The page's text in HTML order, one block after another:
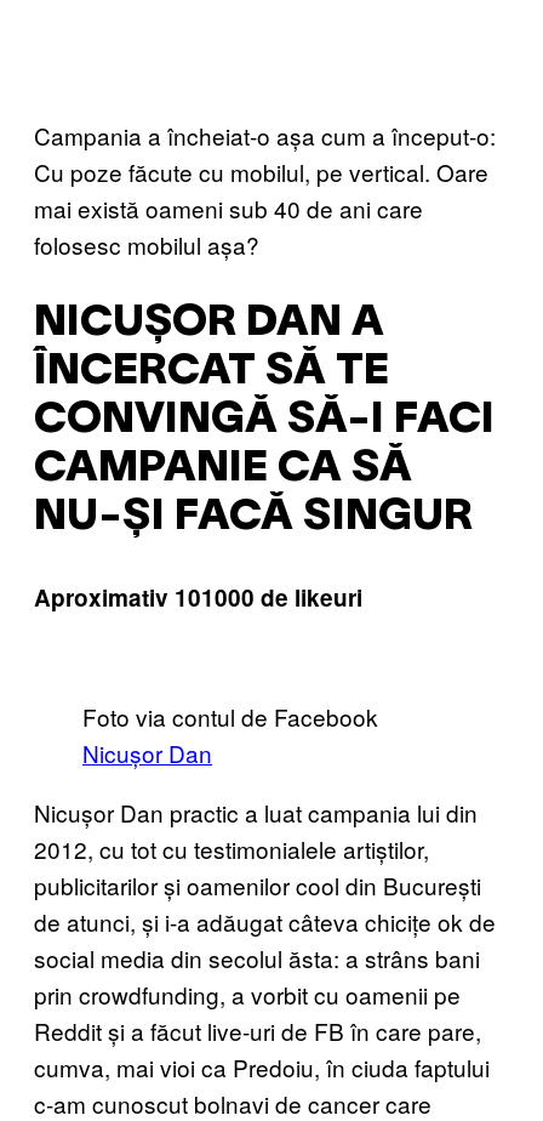
Campania a încheiat-o așa cum a început-o:
Cu poze făcute cu mobilul, pe vertical. Oare
mai există oameni sub 40 de ani care
folosesc mobilul așa?
NICUȘOR DAN A
ÎNCERCAT SĂ TE
CONVINGĂ SĂ-I FACI
CAMPANIE CA SĂ
NU-ȘI FACĂ SINGUR
Aproximativ 101000 de likeuri
Foto via contul de Facebook
Nicușor Dan
Nicușor Dan practic a luat campania lui din
2012, cu tot cu testimonialele artiștilor,
publicitarilor și oamenilor cool din București
de atunci, și i-a adăugat câteva chicițe ok de
social media din secolul ăsta: a strâns bani
prin crowdfunding, a vorbit cu oamenii pe
Reddit și a făcut live-uri de FB în care pare,
cumva, mai vioi ca Predoiu, în ciuda faptului
c-am cunoscut bolnavi de cancer care